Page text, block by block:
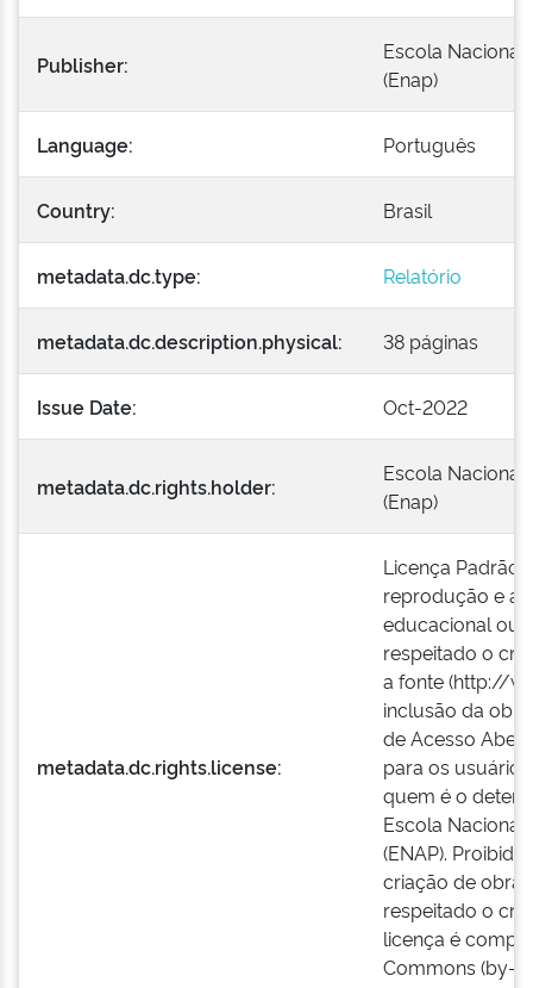
Publisher:
Escola
(Enap)
Language: Português
Country: Brasil
metadata.dc.type: Relatório
metadata.dc.description.physical: 38 páginas
Issue Date: Oct-2022
metadata.dc.rights.holder:
Escola
(Enap)
metadata.dc.rights.license:
Licença Padrão
reprodução e a
educacional ou
respeitado o
a fonte (http://
inclusão da
de Acesso
para os
quem é o
Escola
(ENAP).
criação de
respeitado o
licença é
Commons (by-